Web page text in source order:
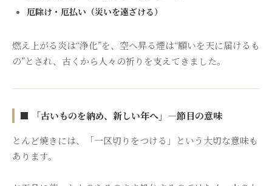
厄除け・厄払い（災いを遠ざける）
燃え上がる炎は“浄化”を、空へ昇る煙は“願いを天に届けるも
の”とされ、古くから人々の祈りを支えてきました。
■ 「古いものを納め、新しい年へ」―節目の意味
とんど焼きには、「一区切りをつける」という大切な意味も
あります。